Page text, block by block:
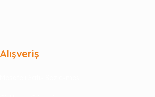
Alışveriş